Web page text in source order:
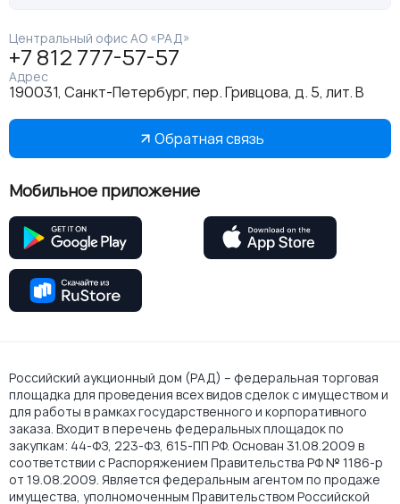
Центральный офис АО «РАД»
+7 812 777-57-57
Адрес
190031, Санкт-Петербург, пер. Гривцова, д. 5, лит. В
Обратная связь
Мобильное приложение
Российский аукционный дом (РАД) – федеральная торговая
площадка для проведения всех видов сделок с имуществом и
для работы в рамках государственного и корпоративного
заказа. Входит в перечень федеральных площадок по
закупкам: 44-ФЗ, 223-ФЗ, 615-ПП РФ. Основан 31.08.2009 в
соответствии с Распоряжением Правительства РФ № 1186-р
от 19.08.2009. Является федеральным агентом по продаже
имущества, уполномоченным Правительством Российской